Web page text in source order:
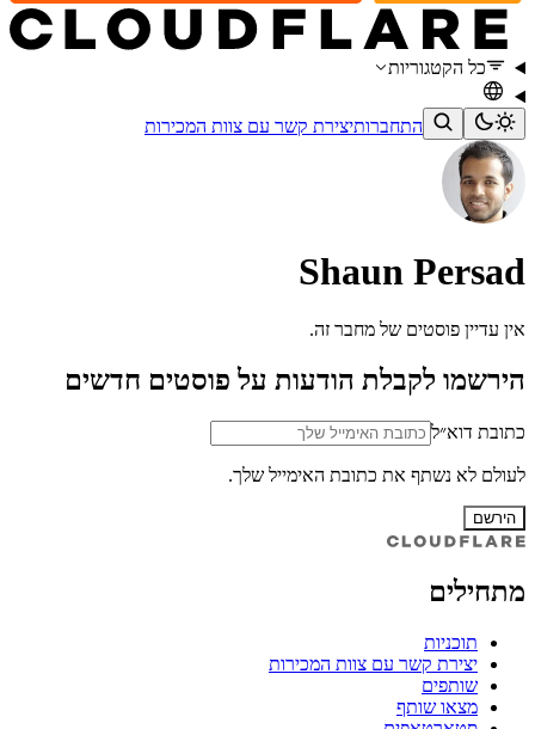
כל הקטגוריות
התחברותיצירת קשר עם צוות המכירות
Shaun Persad
אין עדיין פוסטים של מחבר זה.
הירשמו לקבלת הודעות על פוסטים חדשים
כתובת דוא״ל
לעולם לא נשתף את כתובת האימייל שלך.
הירשם
מתחילים
תוכניות
יצירת קשר עם צוות המכירות
שותפים
מצאו שותף